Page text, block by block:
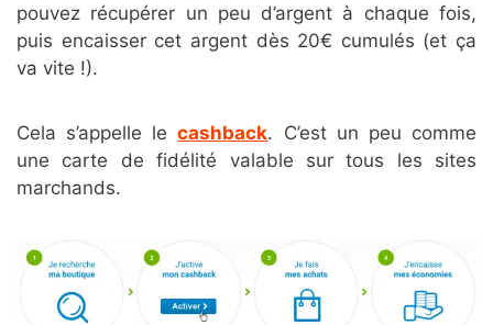
pouvez récupérer un peu d’argent à chaque fois,
puis encaisser cet argent dès 20€ cumulés (et ça
va vite !).
Cela s’appelle lecashback. C’est un peu comme
une carte de fidélité valable sur tous les sites
marchands.